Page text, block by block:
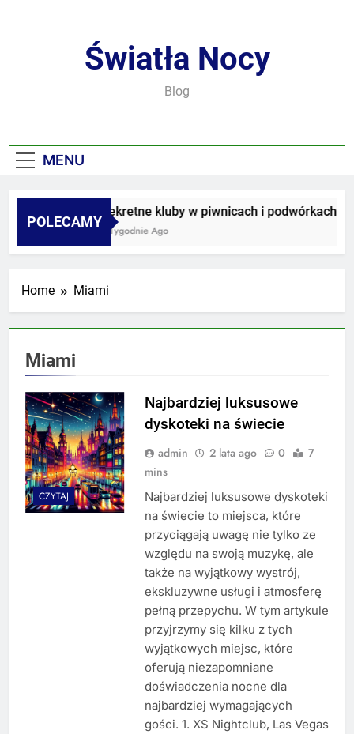
Światła Nocy
Blog
MENU
POLECAMY
Sekretne kluby w piwnicach i podwórkach
3 Tygodnie Ago
Home Miami
Miami
CZYTAJ
Najbardziej luksusowe
dyskoteki na świecie
admin 2 lata ago 0
7
mins
Najbardziej luksusowe dyskoteki
na świecie to miejsca, które
przyciągają uwagę nie tylko ze
względu na swoją muzykę, ale
także na wyjątkowy wystrój,
ekskluzywne usługi i atmosferę
pełną przepychu. W tym artykule
przyjrzymy się kilku z tych
wyjątkowych miejsc, które
oferują niezapomniane
doświadczenia nocne dla
najbardziej wymagających
gości. 1. XS Nightclub, Las Vegas